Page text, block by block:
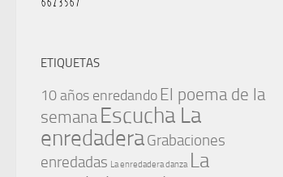
ETIQUETAS
10 años enredando El poema de la
semana Escucha La
enredaderaGrabaciones
enredadas La enredadera danza La